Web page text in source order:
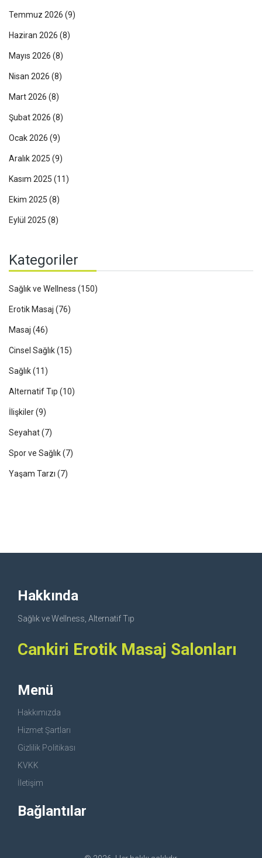
Temmuz 2026 (9)
Haziran 2026 (8)
Mayıs 2026 (8)
Nisan 2026 (8)
Mart 2026 (8)
Şubat 2026 (8)
Ocak 2026 (9)
Aralık 2025 (9)
Kasım 2025 (11)
Ekim 2025 (8)
Eylül 2025 (8)
Kategoriler
Sağlık ve Wellness (150)
Erotik Masaj (76)
Masaj (46)
Cinsel Sağlık(15)
Sağlık(11)
Alternatif Tıp (10)
İlişkiler(9)
Seyahat(7)
Spor ve Sağlık(7)
Yaşam Tarzı (7)
Hakkında
Sağlık ve Wellness, Alternatif Tıp
Cankiri Erotik Masaj Salonları
Menü
Hakkımızda
Hizmet Şartları
Gizlilik Politikası
KVKK
İletişim
Bağlantılar